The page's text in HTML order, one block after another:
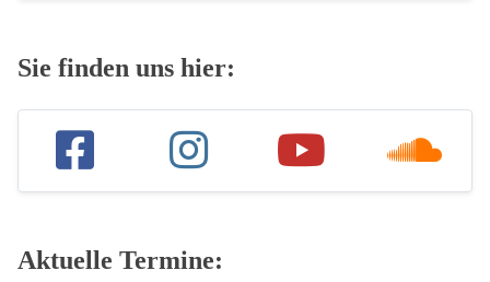
Sie finden uns hier:
Aktuelle Termine: